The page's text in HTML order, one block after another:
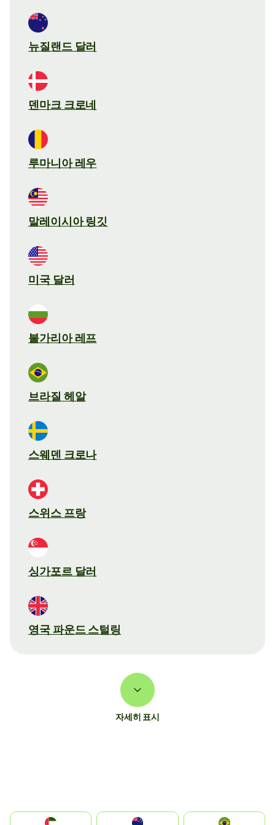
뉴질랜드 달러
덴마크 크로네
루마니아 레우
말레이시아 링깃
미국 달러
불가리아 레프
브라질 헤알
스웨덴 크로나
스위스 프랑
싱가포르 달러
영국 파운드 스털링
자세히 표시